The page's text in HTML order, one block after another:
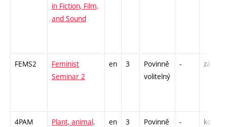
in Fiction, Film,
and Sound
FEMS2
Feminist
Seminar 2
en 3
Povinně
volitelný
- zá
4PAM
Plant, animal,
en 3
Povinně
- kol